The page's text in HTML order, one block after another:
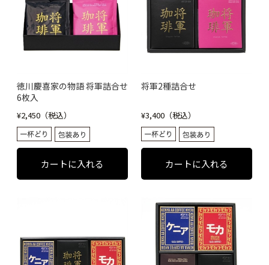
徳川慶喜家の物語 将軍詰合せ
6枚入
¥2,450（税込）
将軍2種詰合せ
¥3,400（税込）